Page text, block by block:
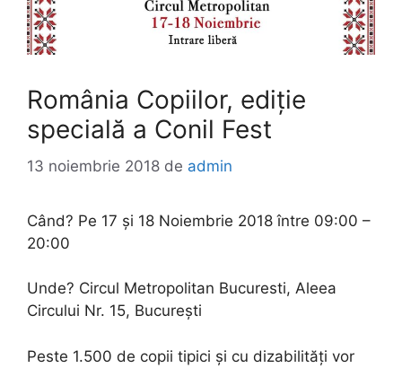
România Copiilor, ediție
specială a Conil Fest
13 noiembrie 2018 de admin
Când? Pe 17 și 18 Noiembrie 2018 între 09:00 –
20:00
Unde? Circul Metropolitan Bucuresti, Aleea
Circului Nr. 15, București
Peste 1.500 de copii tipici și cu dizabilități vor